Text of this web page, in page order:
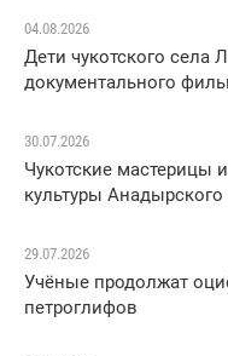
04.08.2026
Дети чукотского села
документального
30.07.2026
Чукотские мастерицы
культуры Анадырского
29.07.2026
Учёные продолжат
петроглифов